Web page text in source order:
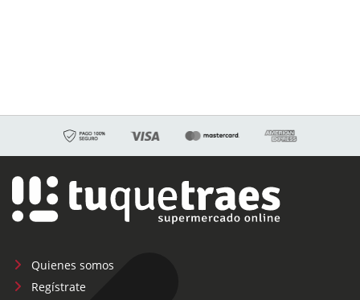
Quienes somos
Regístrate